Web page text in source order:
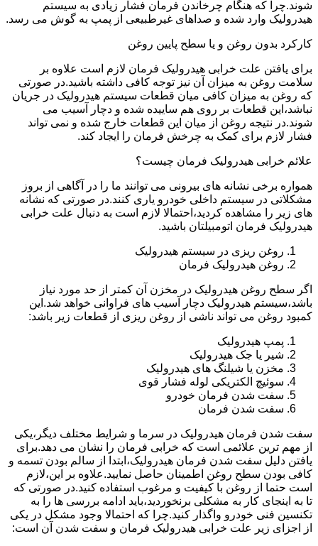
شوند.چرا که هنگام چرخاندن فرمان فشار زیادی به سیستم
هیدرولیک وارد شده و صداهای غیرطبیعی از پمپ به گوش می رسد.
کارکرد بدون روغن و یا سطح پایین روغن
برای یافتن علت خرابی هیدرولیک فرمان لازم است علاوه بر
سلامت روغن به میزان آن نیز توجه کافی داشته باشید.در صورتی
که روغن به میزان کافی میان قطعات سیستم هیدرولیک در جریان
نباشد،این قطعات بر روی هم ساییده شده و دچار آسیب می
شوند.در نتیجه روغن از میان این قطعات خارج شده و نمی تواند
فشار لازم برای کمک به چرخش فرمان را ایجاد کند.
علائم خرابی هیدرولیک فرمان چیست؟
همواره برخی نشانه های بیرونی می توانند ما را در آگاهی از بروز
مشکلاتی در سیستم داخلی خودرو یاری کنند.در صورتی که نشانه
های زیر را مشاهده کردید،احتمالا لازم است به دنبال علت خرابی
هیدرولیک فرمان اتومبیلتان باشید.
روغن ریزی در سیستم هیدرولیک
روغن هیدرولیک فرمان
اگر سطح روغن هیدرولیک در مخزن آن کمتر از حد مورد نیاز
باشد،سیستم هیدرولیک دچار آسیب های فراوانی خواهد شد.این
کمبود روغن می تواند ناشی از روغن ریزی از قطعات زیر باشد:
پمپ هیدرولیک
شیر یا جک هیدرولیک
مخزن یا شیلنگ های هیدرولیک
سوئیچ الکتریکی لوله فشار قوی
سفت شدن فرمان خودرو
سفت شدن فرمان
سفت شدن فرمان هیدرولیک در سرما و شرایط مختلف دیگر،یکی
از مهم ترین علائمی است که خرابی فرمان را نشان می دهد.برای
یافتن دلیل سفت شدن فرمان هیدرولیک،ابتدا از سالم بودن تسمه و
کافی بودن سطح روغن اطمینان حاصل نمایید.علاوه بر این،لازم
است حتما از روغن با کیفیت و مرغوب استفاده کنید.در صورتی که
تا به اینجای کار به مشکلی برنخوردید،باید ادامه بررسی ها را به
تکنسین فنی خودرو واگذار کنید.چرا که احتمالا وجود مشکل در یکی
از اجزای زیر علت خرابی هیدرولیک فرمان و سفت شدن آن است: